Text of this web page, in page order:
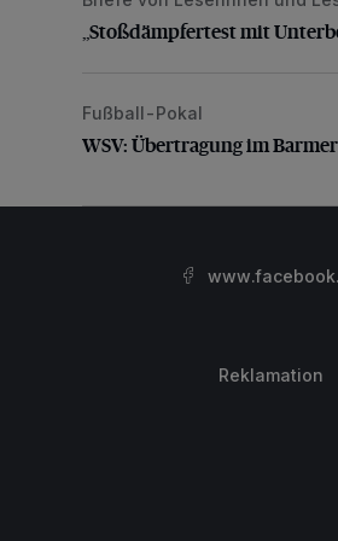
„Stoßdämpfertest mit
WSV: Übertragung im
Fußball-Pokal
WSV: Übertragung im
Reklamation